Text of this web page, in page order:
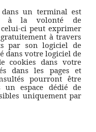
dans un terminal est
à la volonté de
ci peut exprimer
à travers
par son logiciel de
dans votre logiciel de
cookies dans votre
dans les pages et
pourront être
un espace dédié de
uniquement par